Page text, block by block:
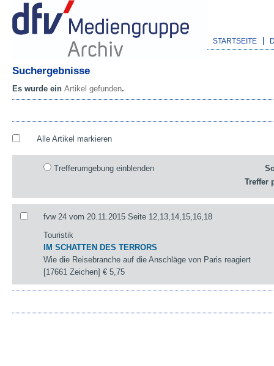
STARTSEITE
Suchergebnisse
Es wurde ein Artikel gefunden.
Alle Artikel markieren
Trefferumgebung einblenden
Treffer
fvw 24 vom 20.11.2015 Seite 12,13,14,15,16,18
Touristik
IM SCHATTEN DES TERRORS
Wie die Reisebranche auf die Anschläge von Paris reagiert
[17661 Zeichen]€ 5,75